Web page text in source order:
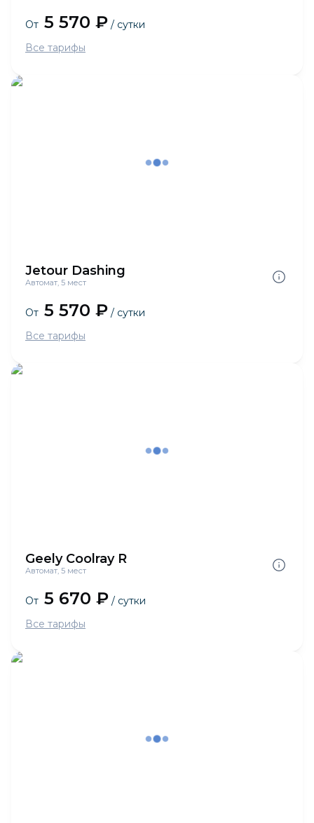
От 5 570 ₽ / сутки
Все тарифы
Jetour Dashing
Автомат, 5 мест
От 5 570 ₽ / сутки
Все тарифы
Geely Coolray R
Автомат, 5 мест
От 5 670 ₽ / сутки
Все тарифы